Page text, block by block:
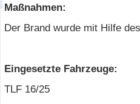
Maßnahmen:
Der Brand wurde mit Hilfe
Eingesetzte Fahrzeuge:
TLF 16/25